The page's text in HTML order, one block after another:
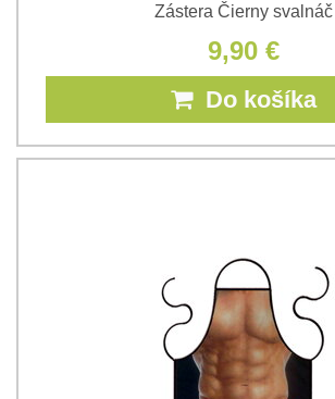
Zástera Čierny svalnáč
9,90 €
Do košíka